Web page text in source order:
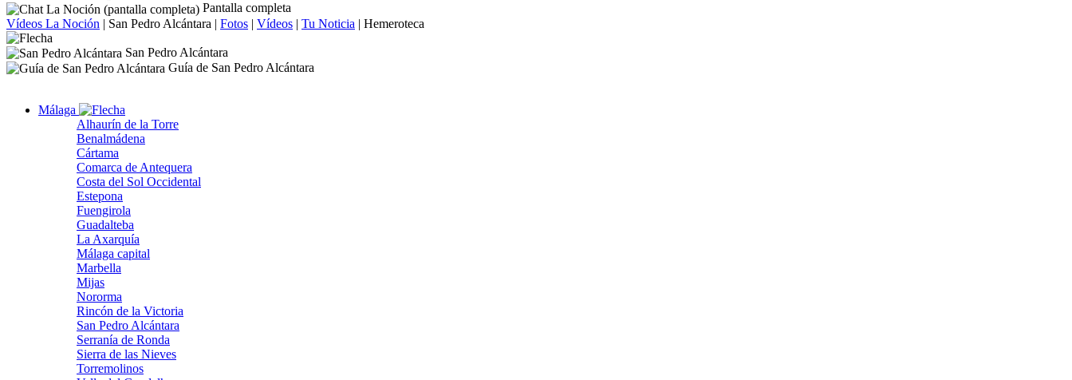
Pantalla completa
Vídeos La Noción | San Pedro Alcántara | Fotos | Vídeos | Tu Noticia | Hemeroteca
San Pedro Alcántara
Guía de San Pedro Alcántara
Málaga
Alhaurín de la Torre
Benalmádena
Cártama
Comarca de Antequera
Costa del Sol Occidental
Estepona
Fuengirola
Guadalteba
La Axarquía
Málaga capital
Marbella
Mijas
Nororma
Rincón de la Victoria
San Pedro Alcántara
Serranía de Ronda
Sierra de las Nieves
Torremolinos